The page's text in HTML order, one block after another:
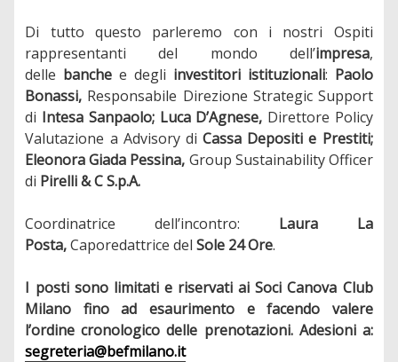
Di tutto questo parleremo con i nostri Ospiti
rappresentanti del mondo dell’impresa,
delle banche e degli investitori istituzionali: Paolo
Bonassi, Responsabile Direzione Strategic Support
di Intesa Sanpaolo; Luca D’Agnese, Direttore Policy
Valutazione a Advisory di Cassa Depositi e Prestiti;
Eleonora Giada Pessina, Group Sustainability Officer
di Pirelli & C S.p.A.
Coordinatrice dell’incontro: Laura La
Posta,Caporedattrice delSole 24 Ore.
I posti sono limitati e riservati ai Soci Canova Club
Milano
fino ad esaurimento e facendo valere
l’ordine cronologico delle prenotazioni. Adesioni a:
segreteria@befmilano.it